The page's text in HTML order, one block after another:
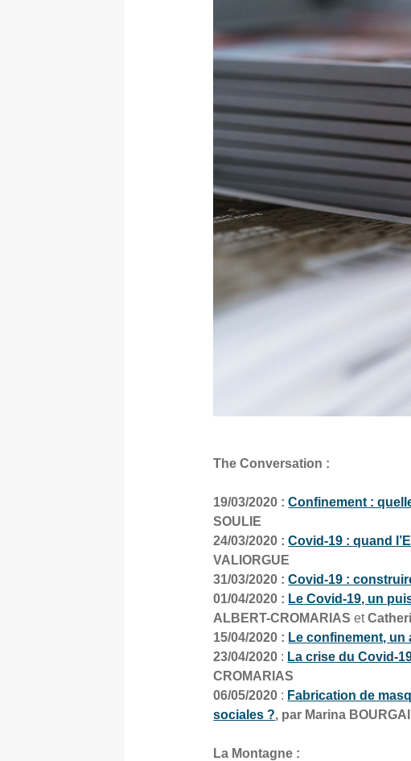
The Conversation :
19/03/2020 :Confinement :
SOULIE
24/03/2020 :Covid-19 : quand
VALIORGUE
31/03/2020 :Covid-19 :
01/04/2020 : Le Covid-19, un
ALBERT-CROMARIASet
15/04/2020 : Le confinement, un
23/04/2020 : La crise du Covid-
CROMARIAS
06/05/2020 : Fabrication de
sociales ?, par Marina
La Montagne :